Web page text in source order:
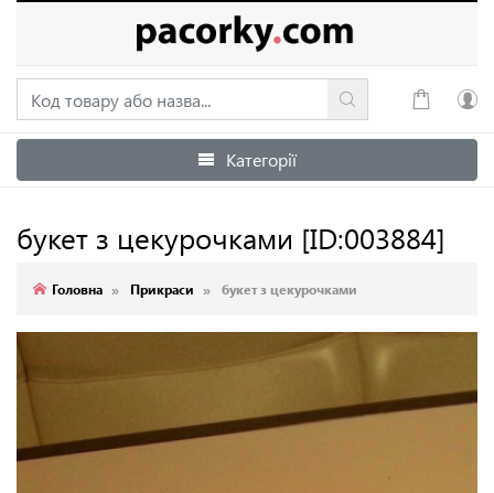
Увійти
Категорії
букет з цекурочками [ID:003884]
Головна Прикраси букет з цекурочками